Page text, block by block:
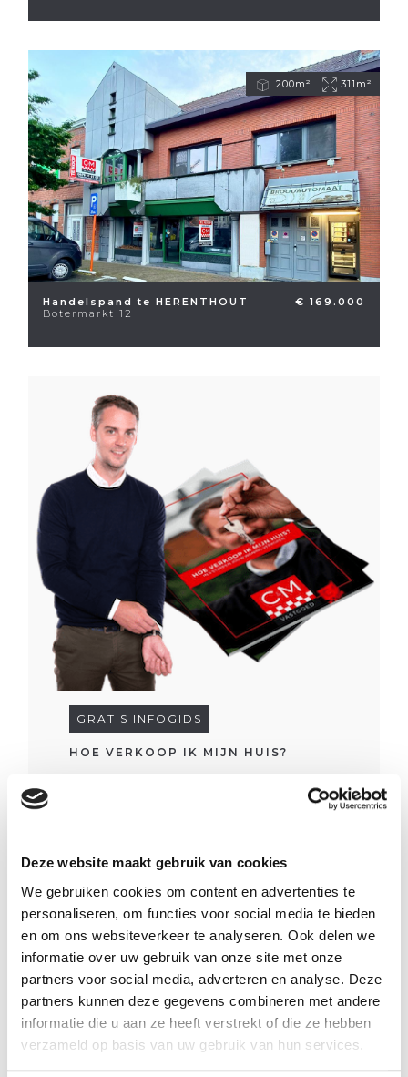
Deze website maakt gebruik van cookies
We gebruiken cookies om content en advertenties te
personaliseren, om functies voor social media te bieden
en om ons websiteverkeer te analyseren. Ook delen we
informatie over uw gebruik van onze site met onze
partners voor social media, adverteren en analyse. Deze
partners kunnen deze gegevens combineren met andere
informatie die u aan ze heeft verstrekt of die ze hebben
verzameld op basis van uw gebruik van hun services.
200m² 311m²
Handelspand te HERENTHOUT
Botermarkt 12
€ 169.000
GRATIS INFOGIDS
HOE VERKOOP IK MIJN HUIS?
Overzicht belangrijkste stappen bij verkoop
4 2 416m² 915m²